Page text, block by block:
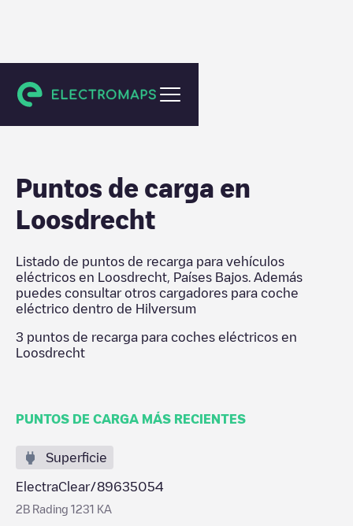
Hilversum
Puntos de carga en
Loosdrecht
Listado de puntos de recarga para vehículos
eléctricos en
Loosdrecht Países Bajos . Además
puedes consultar otros cargadores para coche
eléctrico dentro de Hilversum
3 puntos de recarga para coches eléctricos en
Loosdrecht
PUNTOS DE CARGA MÁS RECIENTES
Superficie
ElectraClear/89635054
2B Rading 1231 KA